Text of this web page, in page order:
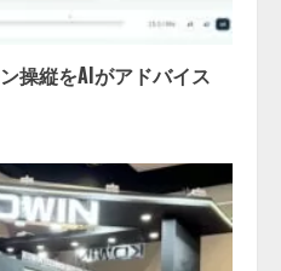
操縦をAIがアドバイス